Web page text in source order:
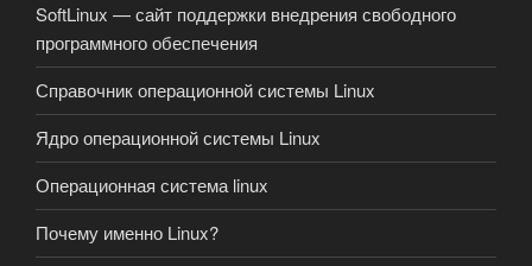
SoftLinux — сайт поддержки внедрения свободного
программного обеспечения
Справочник операционной системы Linux
Ядро операционной системы Linux
Операционная система linux
Почему именно Linux?